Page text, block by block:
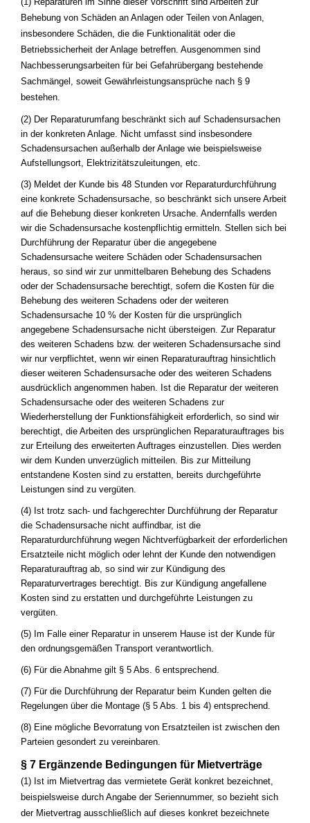
Behebung von Schäden an Anlagen oder Teilen von Anlagen,
insbesondere Schäden, die die Funktionalität oder die
Betriebssicherheit der Anlage betreffen. Ausgenommen sind
Nachbesserungsarbeiten für bei Gefahrübergang bestehende
Sachmängel, soweit Gewährleistungsansprüche nach § 9
bestehen.
(2) Der Reparaturumfang beschränkt sich auf Schadensursachen
in der konkreten Anlage. Nicht umfasst sind insbesondere
Schadensursachen außerhalb der Anlage wie beispielsweise
Aufstellungsort, Elektrizitätszuleitungen, etc.
(3) Meldet der Kunde bis 48 Stunden vor Reparaturdurchführung
eine konkrete Schadensursache, so beschränkt sich unsere Arbeit
auf die Behebung dieser konkreten Ursache. Andernfalls werden
wir die Schadensursache kostenpflichtig ermitteln. Stellen sich bei
Durchführung der Reparatur über die angegebene
Schadensursache weitere Schäden oder Schadensursachen
heraus, so sind wir zur unmittelbaren Behebung des Schadens
oder der Schadensursache berechtigt, sofern die Kosten für die
Behebung des weiteren Schadens oder der weiteren
Schadensursache 10 % der Kosten für die ursprünglich
angegebene Schadensursache nicht übersteigen. Zur Reparatur
des weiteren Schadens bzw. der weiteren Schadensursache sind
wir nur verpflichtet, wenn wir einen Reparaturauftrag hinsichtlich
dieser weiteren Schadensursache oder des weiteren Schadens
ausdrücklich angenommen haben. Ist die Reparatur der weiteren
Schadensursache oder des weiteren Schadens zur
Wiederherstellung der Funktionsfähigkeit erforderlich, so sind wir
berechtigt, die Arbeiten des ursprünglichen Reparaturauftrages bis
zur Erteilung des erweiterten Auftrages einzustellen. Dies werden
wir dem Kunden unverzüglich mitteilen. Bis zur Mitteilung
entstandene Kosten sind zu erstatten, bereits durchgeführte
Leistungen sind zu vergüten.
(4) Ist trotz sach- und fachgerechter Durchführung der Reparatur
die Schadensursache nicht auffindbar, ist die
Reparaturdurchführung wegen Nichtverfügbarkeit der erforderlichen
Ersatzteile nicht möglich oder lehnt der Kunde den notwendigen
Reparaturauftrag ab, so sind wir zur Kündigung des
Reparaturvertrages berechtigt. Bis zur Kündigung angefallene
Kosten sind zu erstatten und durchgeführte Leistungen zu
vergüten.
(5) Im Falle einer Reparatur in unserem Hause ist der Kunde für
den ordnungsgemäßen Transport verantwortlich.
(6) Für die Abnahme gilt § 5 Abs. 6 entsprechend.
(7) Für die Durchführung der Reparatur beim Kunden gelten die
Regelungen über die Montage (§ 5 Abs. 1 bis 4) entsprechend.
(8) Eine mögliche Bevorratung von Ersatzteilen ist zwischen den
Parteien gesondert zu vereinbaren.
§ 7 Ergänzende Bedingungen für Mietverträge
(1) Ist im Mietvertrag das vermietete Gerät konkret bezeichnet,
beispielsweise durch Angabe der Seriennummer, so bezieht sich
der Mietvertrag ausschließlich auf dieses konkret bezeichnete